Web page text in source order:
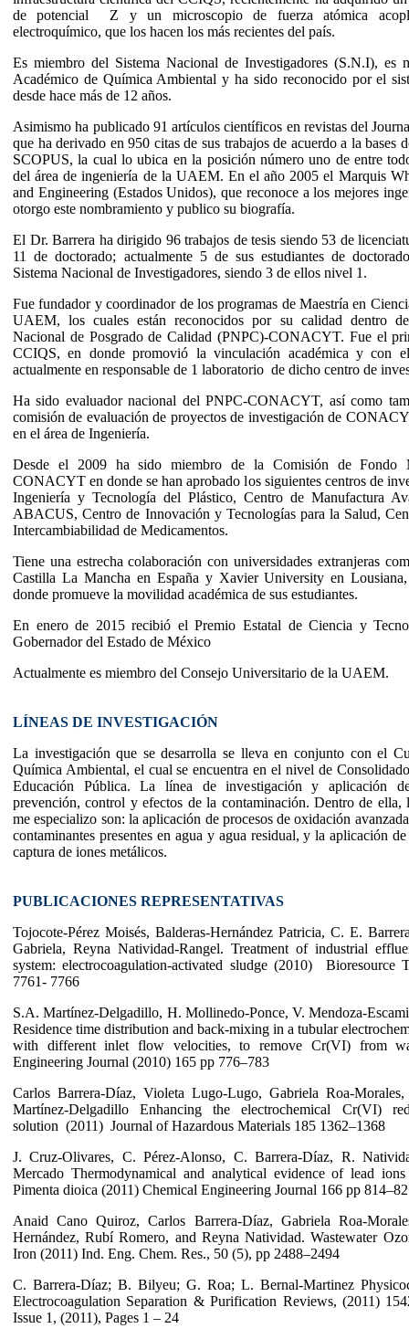
de potencial Z y un microscopio de fuerza atómica
electroquímico, que los hacen los más recientes del país.
Es miembro del Sistema Nacional de Investigadores (S.N.I), es
Académico de Química Ambiental y ha sido reconocido por el
desde hace más de 12 años.
Asimismo ha publicado 91 artículos científicos en revistas del
que ha derivado en 950 citas de sus trabajos de acuerdo a la bases
SCOPUS, la cual lo ubica en la posición número uno de entre
del área de ingeniería de la UAEM. En el año 2005 el Marquis
and Engineering (Estados Unidos), que reconoce a los mejores
otorgo este nombramiento y publico su biografía.
El Dr. Barrera ha dirigido 96 trabajos de tesis siendo 53 de
11 de doctorado; actualmente 5 de sus estudiantes de
Sistema Nacional de Investigadores, siendo 3 de ellos nivel 1.
Fue fundador y coordinador de los programas de Maestría en
UAEM, los cuales están reconocidos por su calidad dentro
Nacional de Posgrado de Calidad (PNPC)-CONACYT. Fue el
CCIQS, en donde promovió la vinculación académica y con
actualmente en responsable de 1 laboratorio de dicho centro de
Ha sido evaluador nacional del PNPC-CONACYT, así como
comisión de evaluación de proyectos de investigación de
en el área de Ingeniería.
Desde el 2009 ha sido miembro de la Comisión de Fondo
CONACYT en donde se han aprobado los siguientes centros de
Ingeniería y Tecnología del Plástico, Centro de Manufactura
ABACUS, Centro de Innovación y Tecnologías para la Salud,
Intercambiabilidad de Medicamentos.
Tiene una estrecha colaboración con universidades extranjeras
Castilla La Mancha en España y Xavier University en
donde promueve la movilidad académica de sus estudiantes.
En enero de 2015 recibió el Premio Estatal de Ciencia y
Gobernador del Estado de México
Actualmente es miembro del Consejo Universitario de la UAEM.
LÍNEAS DE INVESTIGACIÓN
La investigación que se desarrolla se lleva en conjunto con el
Química Ambiental, el cual se encuentra en el nivel de
Educación Pública. La línea de investigación y aplicación
prevención, control y efectos de la contaminación. Dentro de ella,
me especializo son: la aplicación de procesos de oxidación
contaminantes presentes en agua y agua residual, y la aplicación
captura de iones metálicos.
PUBLICACIONES REPRESENTATIVAS
Tojocote-Pérez Moisés, Balderas-Hernández Patricia, C. E.
Gabriela, Reyna Natividad-Rangel. Treatment of industrial
system: electrocoagulation-activated sludge (2010)
7761- 7766
S.A. Martínez-Delgadillo, H. Mollinedo-Ponce, V. Mendoza-
Residence time distribution and back-mixing in a tubular
with different inlet flow velocities, to remove Cr(VI) from
Engineering Journal (2010) 165 pp 776–783
Carlos Barrera-Díaz, Violeta Lugo-Lugo, Gabriela Roa-
Martínez-Delgadillo Enhancing the electrochemical Cr(VI)
solution (2011) Journal of Hazardous Materials 185 1362–1368
J. Cruz-Olivares, C. Pérez-Alonso, C. Barrera-Díaz, R.
Mercado Thermodynamical and analytical evidence of lead
Pimenta dioica (2011) Chemical Engineering Journal 166 pp
Anaid Cano Quiroz, Carlos Barrera-Díaz, Gabriela Roa-
Hernández, Rubí Romero, and Reyna Natividad. Wastewater
Iron (2011) Ind. Eng. Chem. Res., 50 (5), pp 2488–2494
C. Barrera-Díaz; B. Bilyeu; G. Roa; L. Bernal-Martinez
Electrocoagulation Separation & Purification Reviews, (2011)
Issue 1, (2011), Pages 1 – 24